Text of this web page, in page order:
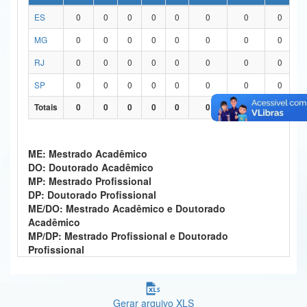
Ministério da Ciência, Tecnologia, Inovações e Comunicações
Ministério do Meio Ambiente
Ministério do Turismo
Ministério do Desenvolvimento Regional
Ministério da Mulher, da Família e dos Direitos Humanos
Secretaria-Geral
Secretaria de Governo
Gabinete de Segurança Institucional
ES
0 0 0 0 0 0 0 0
MG
0 0 0 0 0 0 0 0
RJ
0 0 0 0 0 0 0 0
SP
0 0 0 0 0 0 0 0
Totais
0 0 0 0 0 0 0 0
ME: Mestrado Acadêmico
DO: Doutorado Acadêmico
MP: Mestrado Profissional
DP: Doutorado Profissional
ME/DO: Mestrado Acadêmico e Doutorado
Acadêmico
MP/DP: Mestrado Profissional e Doutorado
Profissional
Gerar arquivo XLS